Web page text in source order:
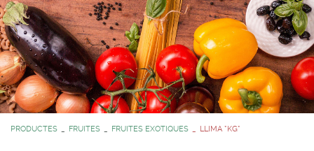
PRODUCTES FRUITES FRUITES EXOTIQUES LLIMA *KG*